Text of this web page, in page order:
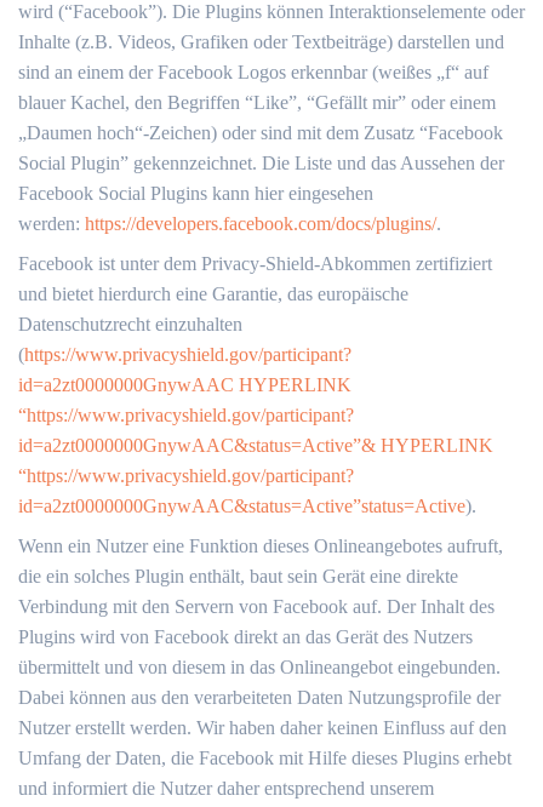
wird (“Facebook”). Die Plugins können Interaktionselemente oder
Inhalte (z.B. Videos, Grafiken oder Textbeiträge) darstellen und
sind an einem der Facebook Logos erkennbar (weißes „f“ auf
blauer Kachel, den Begriffen “Like”, “Gefällt mir” oder einem
„Daumen hoch“-Zeichen) oder sind mit dem Zusatz “Facebook
Social Plugin” gekennzeichnet. Die Liste und das Aussehen der
Facebook Social Plugins kann hier eingesehen
werden: https://developers.facebook.com/docs/plugins/.
Facebook ist unter dem Privacy-Shield-Abkommen zertifiziert
und bietet hierdurch eine Garantie, das europäische
Datenschutzrecht einzuhalten
(https://www.privacyshield.gov/participant?
id=a2zt0000000GnywAAC HYPERLINK
“https://www.privacyshield.gov/participant?
id=a2zt0000000GnywAAC&status=Active”& HYPERLINK
“https://www.privacyshield.gov/participant?
id=a2zt0000000GnywAAC&status=Active”status=Active).
Wenn ein Nutzer eine Funktion dieses Onlineangebotes aufruft,
die ein solches Plugin enthält, baut sein Gerät eine direkte
Verbindung mit den Servern von Facebook auf. Der Inhalt des
Plugins wird von Facebook direkt an das Gerät des Nutzers
übermittelt und von diesem in das Onlineangebot eingebunden.
Dabei können aus den verarbeiteten Daten Nutzungsprofile der
Nutzer erstellt werden. Wir haben daher keinen Einfluss auf den
Umfang der Daten, die Facebook mit Hilfe dieses Plugins erhebt
und informiert die Nutzer daher entsprechend unserem